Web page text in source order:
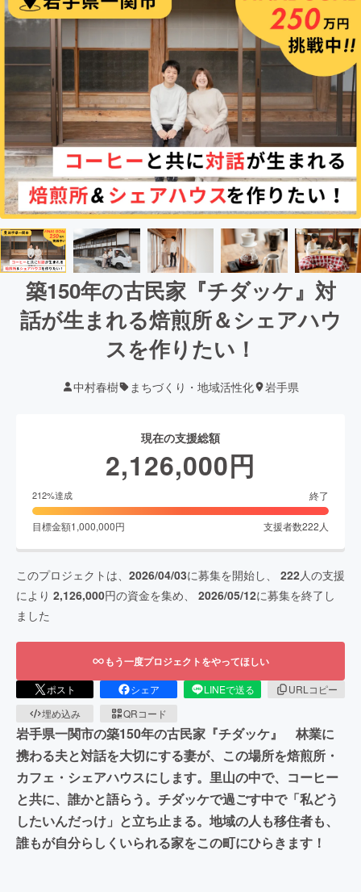
築150年の古民家『チダッケ』対
話が生まれる焙煎所＆シェアハウ
スを作りたい！
中村春樹 まちづくり・地域活性化 岩手県
現在の支援総額
2,126,000円
212%達成 終了
目標金額1,000,000円 支援者数222 人
このプロジェクトは、 2026/04/03に募集を開始し、 222人の支援
により 2,126,000円の資金を集め、 2026/05/12に募集を終了し
ました
もう一度プロジェクトをやってほしい
ポスト シェア LINEで送る
URLコピー
埋め込み
QRコード
岩手県一関市の築150年の古民家『チダッケ』 林業に
携わる夫と対話を大切にする妻が、この場所を焙煎所・
カフェ・シェアハウスにします。里山の中で、コーヒー
と共に、誰かと語らう。チダッケで過ごす中で「私どう
したいんだっけ」と立ち止まる。地域の人も移住者も、
誰もが自分らしくいられる家をこの町にひらきます！